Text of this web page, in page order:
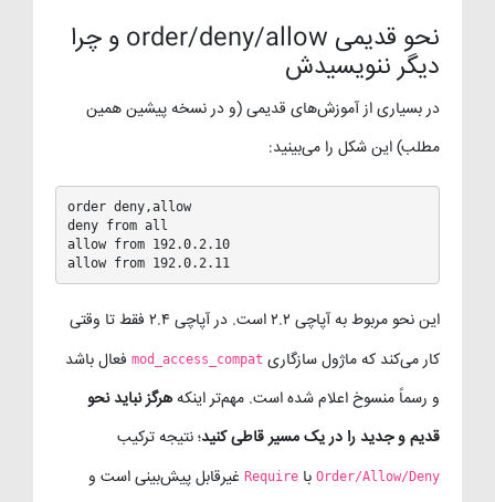
نحو قدیمی order/deny/allow و چرا
دیگر ننویسیدش
در بسیاری از آموزش‌های قدیمی (و در نسخه پیشین همین
مطلب) این شکل را می‌بینید:
order deny,allow
deny from all
allow from 192.0.2.10
allow from 192.0.2.11
این نحو مربوط به آپاچی ۲.۲ است. در آپاچی ۲.۴ فقط تا وقتی
کار می‌کند که ماژول سازگاری mod_access_compat فعال باشد
و رسماً منسوخ اعلام شده است. مهم‌تر اینکههرگز نباید نحو
قدیم و جدید را در یک مسیر قاطی کنید؛ نتیجه ترکیب
Order/Allow/Deny با Require غیرقابل پیش‌بینی است و